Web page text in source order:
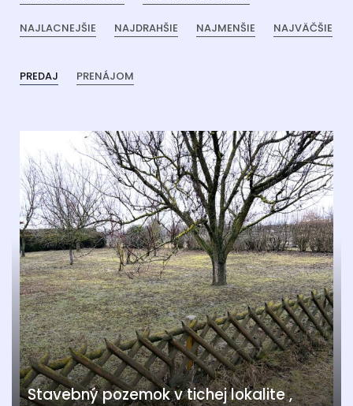
NAJLACNEJŠIE NAJDRAHŠIE NAJMENŠIE NAJVÄČŠIE
PREDAJ PRENÁJOM
Stavebný pozemok v tichej lokalite ,